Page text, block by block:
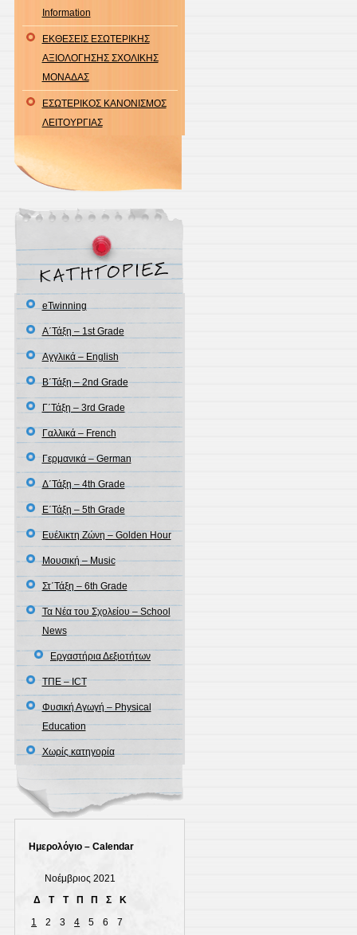
Information
ΕΚΘΕΣΕΙΣ ΕΣΩΤΕΡΙΚΗΣ
ΑΞΙΟΛΟΓΗΣΗΣ ΣΧΟΛΙΚΗΣ
ΜΟΝΑΔΑΣ
ΕΣΩΤΕΡΙΚΟΣ ΚΑΝΟΝΙΣΜΟΣ
ΛΕΙΤΟΥΡΓΙΑΣ
eTwinning
Α΄Τάξη – 1st Grade
Αγγλικά – English
Β΄Τάξη – 2nd Grade
Γ΄Τάξη – 3rd Grade
Γαλλικά – French
Γερμανικά – German
Δ΄Τάξη – 4th Grade
Ε΄Τάξη – 5th Grade
Ευέλικτη Ζώνη – Golden Hour
Μουσική – Music
Στ΄Τάξη – 6th Grade
Τα Νέα του Σχολείου – School
News
Εργαστήρια Δεξιοτήτων
ΤΠΕ – ICT
Φυσική Αγωγή – Physical
Education
Χωρίς κατηγορία
Ημερολόγιο – Calendar
Νοέμβριος 2021
Δ
Τ Τ Π Π Σ
Κ
1
2 3 4 5 6 7